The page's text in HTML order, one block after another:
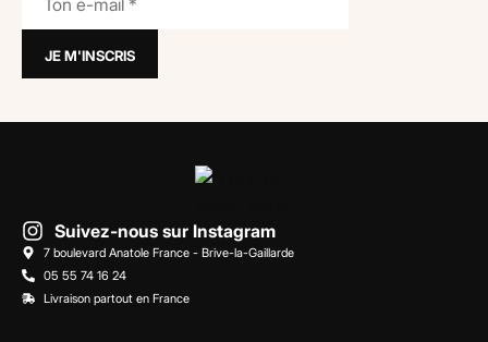
Suivez-nous sur Instagram
7 boulevard Anatole France - Brive-la-Gaillarde
05 55 74 16 24
Livraison partout en France